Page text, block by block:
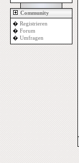
Community
� Registrieren
� Forum
� Umfragen